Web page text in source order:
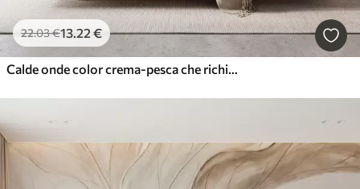
22.03€13.22 €
Calde onde color crema-pesca che richiamano l'effetto dell'intonaco strutturato, astratto